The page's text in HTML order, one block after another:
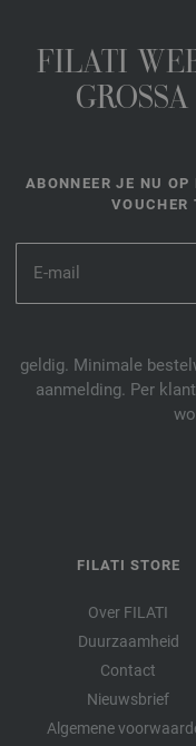
FILATI
ABONNEER JE NU OP
VOUCHER
geldig. Minimale
aanmelding. Per
FILATI STORE
Over FILATI
Duurzaamheid
Contact
Nieuwsbrief
Algemene